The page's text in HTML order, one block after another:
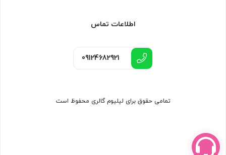
اطلاعات تماس
09124682921
تمامی حقوق برای لیلیوم گالری محفوظ است